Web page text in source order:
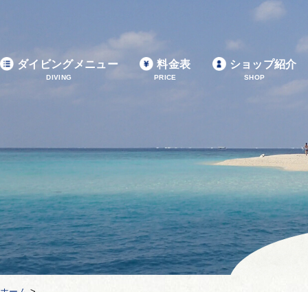
ダイビングメニュー
DIVING
料金表
PRICE
ショップ紹介
SHOP